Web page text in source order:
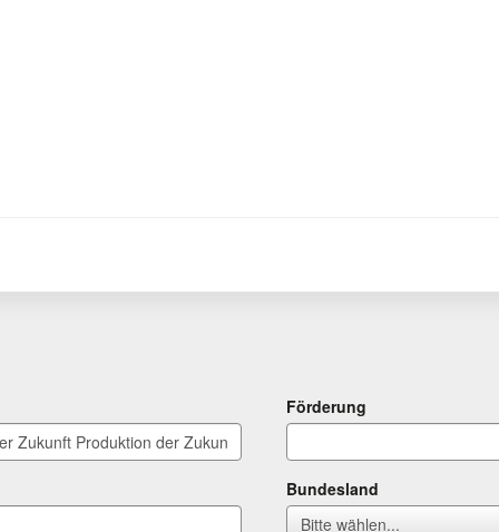
Förderung
Bundesland
Bitte wählen...